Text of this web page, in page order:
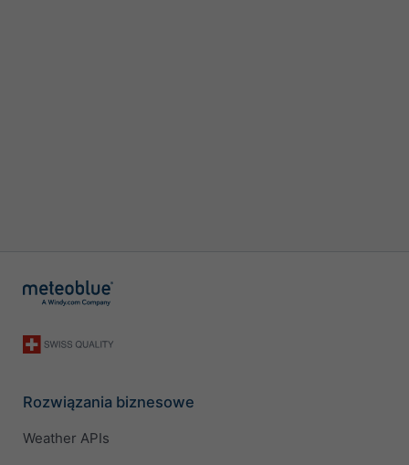
Rozwiązania biznesowe
Weather APIs